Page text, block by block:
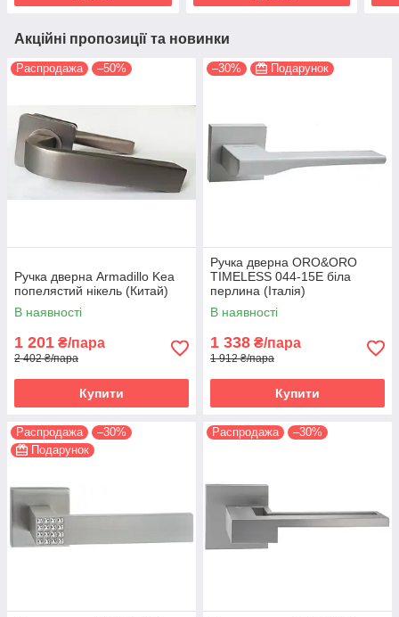
Акційні пропозиції та новинки
Распродажа –50%
Ручка дверна Armadillo Kea
попелястий нікель (Китай)
В наявності
1 201 ₴/пара
2 402 ₴/пара
Купити
–30% Подарунок
Ручка дверна ORO&ORO
TIMELESS 044-15E біла
перлина (Італія)
В наявності
1 338 ₴/пара
1 912 ₴/пара
Купити
Распродажа
–30%
Подарунок
Распродажа –30%